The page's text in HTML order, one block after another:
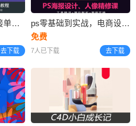
PS AI平面设计品牌接单项目实战营/配色/版式/字体logo
去下载
ps零基础到实战，电商设计/平面设计/UI设计/商业插画/C4D
免费
7人已下载 去下载